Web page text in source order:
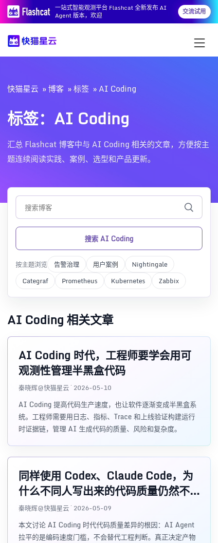
一站式智能观测平台 Flashcat 全新发布 AI
Agent 版本，欢迎
交流试用
快猫星云 博客 标签 AI Coding
标签：AI Coding
汇总 Flashcat 博客中与 AI Coding 相关的文章，方便按主
题连续阅读实践、案例、选型和产品更新。
搜索 AI Coding
按主题浏览 告警治理 用户案例
Nightingale
Categraf
Prometheus Kubernetes Zabbix
AI Coding 相关文章
AI Coding 时代，工程师要学会用可
观测性管理半黑盒代码
秦晓辉@快猫星云 · 2026-05-10
AI Coding 提高代码生产速度，也让软件逐渐变成半黑盒系
统。工程师需要用日志、指标、Trace 和上线验证构建运行
时证据链，管理 AI 生成代码的质量、风险和复杂度。
同样使用 Codex、Claude Code，为
什么不同人写出来的代码质量仍然不
同？
秦晓辉@快猫星云 · 2026-05-09
本文讨论 AI Coding 时代代码质量差异的根因：AI Agent
拉平的是编码速度门槛，不会替代工程判断。真正决定产物